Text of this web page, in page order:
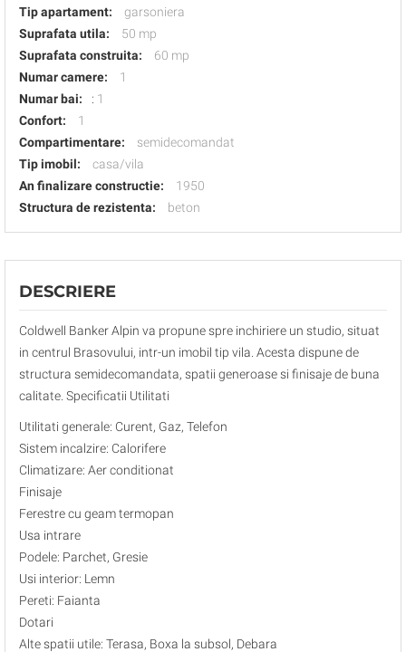
Tip apartament:
garsoniera
Suprafata utila:
50 mp
Suprafata construita:
60 mp
Numar camere:
1
Numar bai:
: 1
Confort:
1
Compartimentare:
semidecomandat
Tip imobil:
casa/vila
An finalizare constructie:
1950
Structura de rezistenta:
beton
DESCRIERE
Coldwell Banker Alpin va propune spre inchiriere un studio, situat
in centrul Brasovului, intr-un imobil tip vila. Acesta dispune de
structura semidecomandata, spatii generoase si finisaje de buna
calitate. Specificatii Utilitati
Utilitati generale: Curent, Gaz, Telefon
Sistem incalzire: Calorifere
Climatizare: Aer conditionat
Finisaje
Ferestre cu geam termopan
Usa intrare
Podele: Parchet, Gresie
Usi interior: Lemn
Pereti: Faianta
Dotari
Alte spatii utile: Terasa, Boxa la subsol, Debara